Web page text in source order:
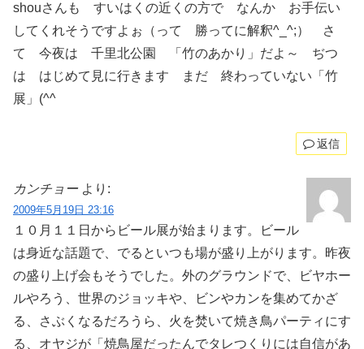
shouさんも すいはくの近くの方で なんか お手伝い
してくれそうですよぉ（って 勝ってに解釈^_^;） さ
て 今夜は 千里北公園 「竹のあかり」だよ～ ぢつ
は はじめて見に行きます まだ 終わっていない「竹
展」(^^ゞ
返信
カンチョー より:
2009年5月19日 23:16
１０月１１日からビール展が始まります。ビール
は身近な話題で、でるといつも場が盛り上がります。昨夜
の盛り上げ会もそうでした。外のグラウンドで、ビヤホー
ルやろう、世界のジョッキや、ビンやカンを集めてかざ
る、さぶくなるだろうら、火を焚いて焼き鳥パーティにす
る、オヤジが「焼鳥屋だったんでタレつくりには自信があ